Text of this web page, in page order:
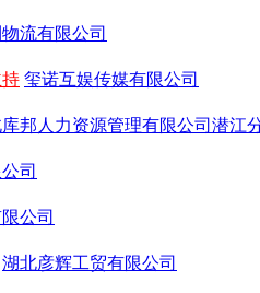
流有限公司
玺诺互娱传媒有限公司
邦人力资源管理有限公司潜江
司
公司
湖北彦辉工贸有限公司